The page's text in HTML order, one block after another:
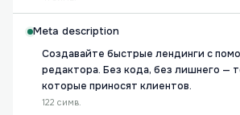
Meta description
Создавайте быстрые лендинги с
редактора. Без кода, без лишнего —
которые приносят клиентов.
122 симв.